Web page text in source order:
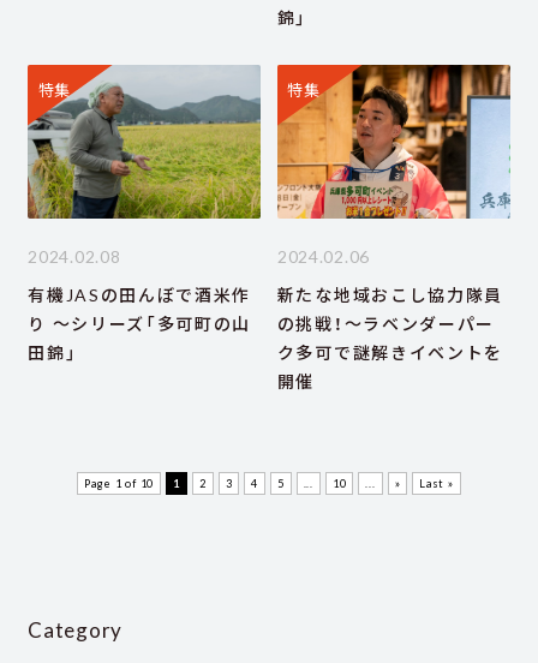
錦」
特集
2024.02.08
有機JASの田んぼで酒米作
り ～シリーズ「多可町の山
田錦」
特集
2024.02.06
新たな地域おこし協力隊員
の挑戦！～ラベンダーパー
ク多可で謎解きイベントを
開催
Page 1 of 10 1 2 3 4 5 10 » Last »
Category